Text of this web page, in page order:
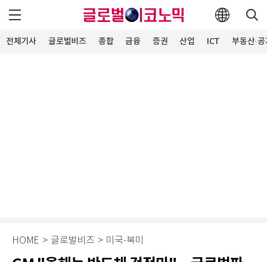
전체기사 글로벌비즈 종합 금융 증권 산업 ICT 부동산·
HOME > 글로벌비즈 > 미국·북미